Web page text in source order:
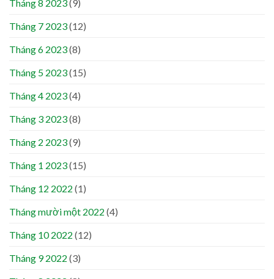
Tháng 8 2023(9)
Tháng 7 2023(12)
Tháng 6 2023(8)
Tháng 5 2023(15)
Tháng 4 2023(4)
Tháng 3 2023(8)
Tháng 2 2023(9)
Tháng 1 2023(15)
Tháng 12 2022 (1)
Tháng mười một 2022 (4)
Tháng 10 2022 (12)
Tháng 9 2022 (3)